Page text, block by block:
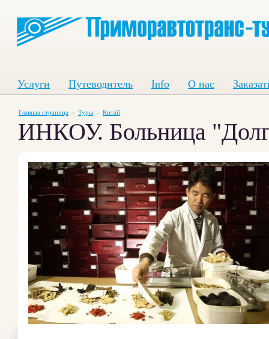
Услуги Путеводитель Info О нас
Главная страница Туры Китай
ИНКОУ. Больница